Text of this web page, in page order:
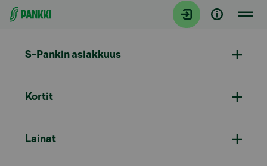
Siirry suoraan sisältöön
S-Pankin asiakkuus
Kortit
Lainat